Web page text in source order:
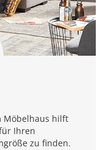
Möbelhaus hilft
Ihren
zu finden.